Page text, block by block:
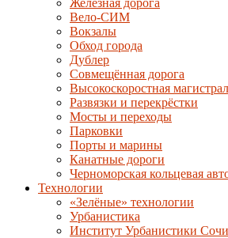
Железная дорога
Вело-СИМ
Вокзалы
Обход города
Дублер
Совмещённая дорога
Высокоскоростная
Развязки и перекрёстки
Мосты и переходы
Парковки
Порты и марины
Канатные дороги
Черноморская кольцевая
Технологии
«Зелёные» технологии
Урбанистика
Институт Урбанистики Сочи